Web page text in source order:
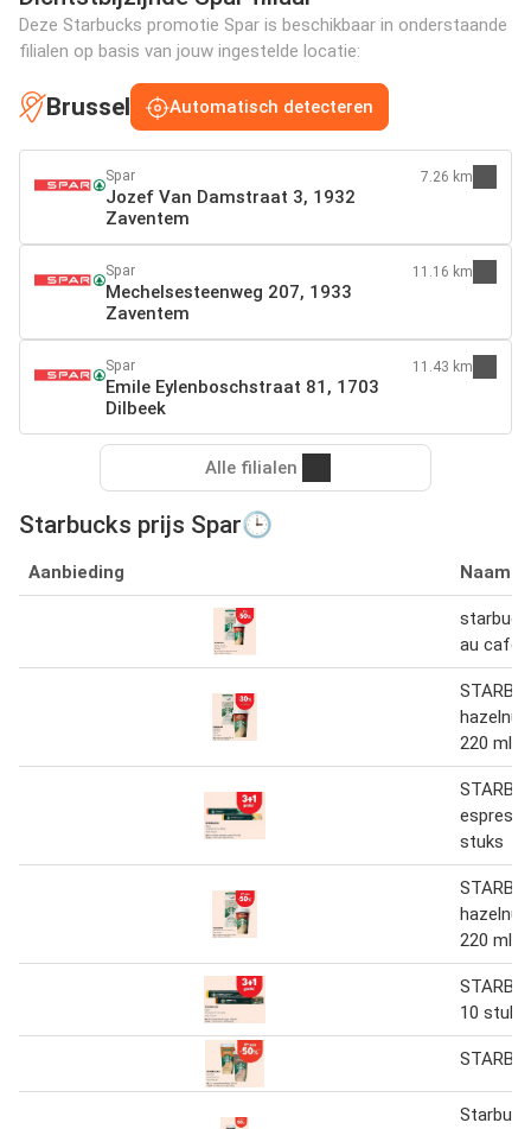
Deze Starbucks promotie Spar is beschikbaar in onderstaande
filialen op basis van jouw ingestelde locatie:
Brussel Automatisch detecteren
Spar
Jozef Van Damstraat 3, 1932
Zaventem
7.26 km
Spar
Mechelsesteenweg 207, 1933
Zaventem
11.16 km
Spar
Emile Eylenboschstraat 81, 1703
Dilbeek
11.43 km
Alle filialen
Starbucks prijs Spar🕒
Aanbieding Naam
au café
220 ml
stuks
220 ml
10 stuks